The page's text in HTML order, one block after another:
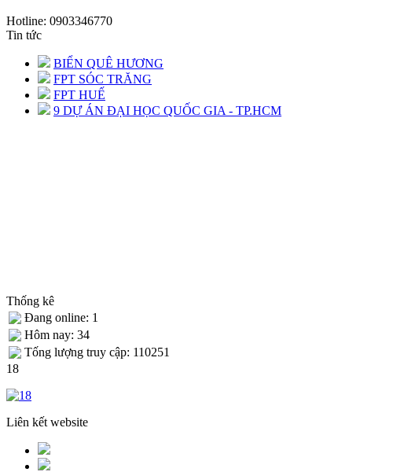
Hotline: 0903346770
Tin tức
BIỂN QUÊ HƯƠNG
FPT SÓC TRĂNG
FPT HUẾ
9 DỰ ÁN ĐẠI HỌC QUỐC GIA - TP.HCM
Thống kê
Đang online: 1
Hôm nay: 34
Tống lượng truy cập: 110251
18
Liên kết website